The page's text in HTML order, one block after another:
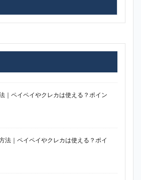
｜ペイペイやクレカは使える？ポイン
法｜ペイペイやクレカは使える？ポイ